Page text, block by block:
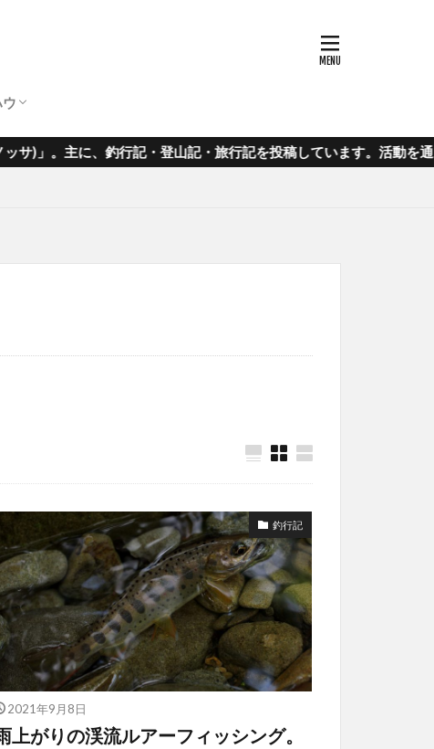
ウ
ノウハウ
記・旅行記を投稿しています。活動を通じて発見した使えるアイ
釣行記
2021年9月8日
上がりの渓流ルアーフィッシング。